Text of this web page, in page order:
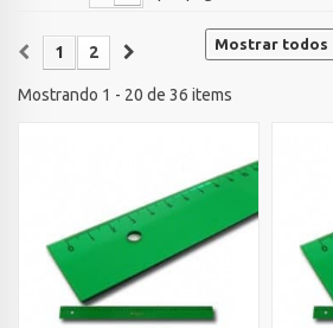
Mostrar todos
1 2
Mostrando 1 - 20 de 36 items